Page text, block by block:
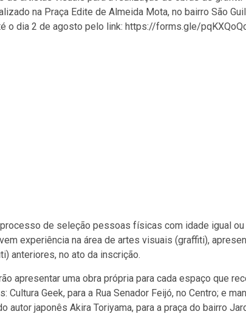
na Praça Edite de Almeida Mota, no bairro São
o dia 2 de agosto pelo link: https://forms.gle/
de seleção pessoas físicas com idade igual
experiência na área de artes visuais (graffiti),
anteriores, no ato da inscrição.
apresentar uma obra própria para cada espaço que
Cultura Geek, para a Rua Senador Feijó, no Centro; e
autor japonês Akira Toriyama, para a praça do bairro